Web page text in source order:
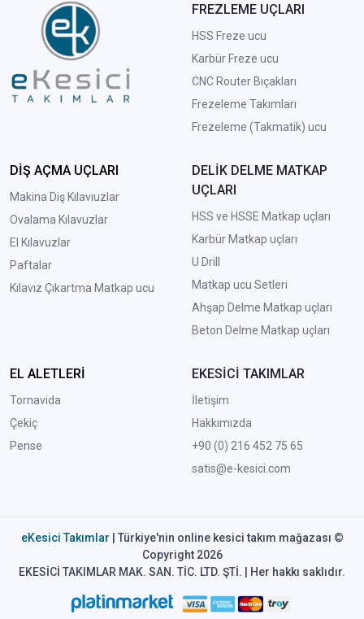
FREZLEME UÇLARI
HSS Freze ucu
Karbür Freze ucu
CNC Router Bıçakları
Frezeleme Takımları
Frezeleme (Takmatik) ucu
DİŞ AÇMA UÇLARI
Makina Diş Kılavıuzlar
Ovalama Kılavuzlar
El Kılavuzlar
Paftalar
Kılavız Çıkartma Matkap ucu
DELİK DELME MATKAP
UÇLARI
HSS ve HSSE Matkap uçları
Karbür Matkap uçları
U Drill
Matkap ucu Setleri
Ahşap Delme Matkap uçları
Beton Delme Matkap uçları
EL ALETLERİ
Tornavida
Çekiç
Pense
EKESİCİ TAKIMLAR
İletişim
Hakkımızda
+90 (0) 216 452 75 65
satis@e-kesici.com
eKesici Takımlar | Türkiye'nin online kesici takım mağazası ©
Copyright 2026
EKESİCİ TAKIMLAR MAK. SAN. TİC. LTD. ŞTİ. | Her hakkı saklıdır.